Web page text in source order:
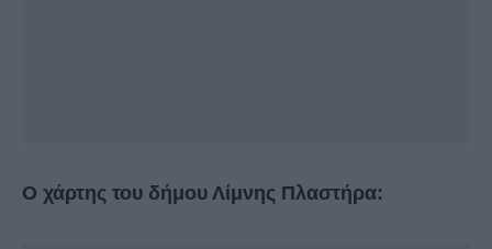
Ο χάρτης του δήμου Λίμνης Πλαστήρα: